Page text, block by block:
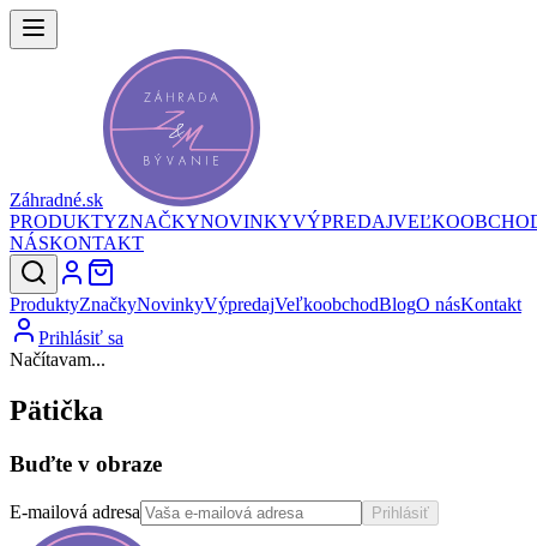
Záhradné.sk
PRODUKTYZNAČKYNOVINKYVÝPREDAJ
NÁSKONTAKT
ProduktyZnačkyNovinkyVýpredajVeľkoobchodBlogO násKontakt
Prihlásiť sa
Načítavam...
Pätička
Buďte v obraze
E-mailová adresa Prihlásiť